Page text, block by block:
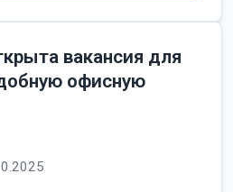
вакансия для
офисную